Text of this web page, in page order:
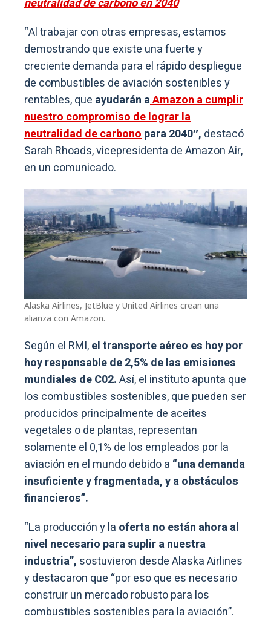
neutralidad de carbono en 2040
“Al trabajar con otras empresas, estamos
demostrando que existe una fuerte y
creciente demanda para el rápido despliegue
de combustibles de aviación sostenibles y
rentables, que ayudarán aAmazon a cumplir
nuestro compromiso de lograr la
neutralidad de carbonopara 2040″, destacó
Sarah Rhoads, vicepresidenta de Amazon Air,
en un comunicado.
Alaska Airlines, JetBlue y United Airlines crean una
alianza con Amazon.
Según el RMI,el transporte aéreo es hoy por
hoy responsable de 2,5% de las emisiones
mundiales de C02.Así, el instituto apunta que
los combustibles sostenibles, que pueden ser
producidos principalmente de aceites
vegetales o de plantas, representan
solamente el 0,1% de los empleados por la
aviación en el mundo debido a “una demanda
insuficiente y fragmentada, y a obstáculos
financieros”.
“La producción y la oferta no están ahora al
nivel necesario para suplir a nuestra
industria”, sostuvieron desde Alaska Airlines
y destacaron que “por eso que es necesario
construir un mercado robusto para los
combustibles sostenibles para la aviación”.